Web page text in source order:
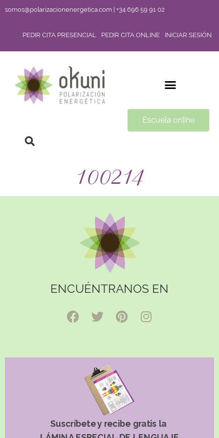
somos@polarizacionenergetica.com | +34 696 59 91 02
PEDIR CITA PRESENCIAL PEDIR CITA ONLINE INICIAR SESIÓN
Escuela online
100214
ENCUÉNTRANOS EN
Suscríbete y recibe gratis la